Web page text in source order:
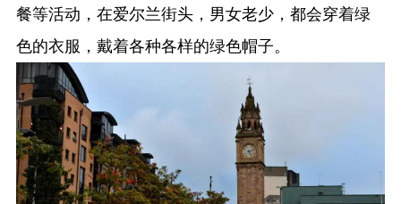
餐等活动，在爱尔兰街头，男女老少，都会穿着绿
色的衣服，戴着各种各样的绿色帽子。